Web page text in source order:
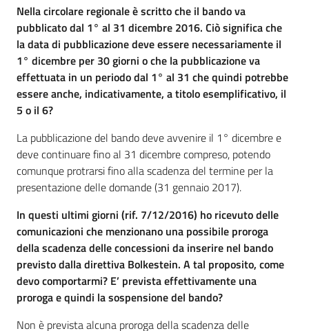
Piani
Programmi
Progetti
Newsletter
Seguici
su
Nella circolare regionale è scritto che il bando va
pubblicato dal 1° al 31 dicembre 2016. Ciò significa che
la data di pubblicazione deve essere necessariamente il
1° dicembre per 30 giorni o che la pubblicazione va
effettuata in un periodo dal 1° al 31 che quindi potrebbe
essere anche, indicativamente, a titolo esemplificativo, il
5 o il 6?
La pubblicazione del bando deve avvenire il 1° dicembre e
deve continuare fino al 31 dicembre compreso, potendo
comunque protrarsi fino alla scadenza del termine per la
presentazione delle domande (31 gennaio 2017).
In questi ultimi giorni (rif. 7/12/2016) ho ricevuto delle
comunicazioni che menzionano una possibile proroga
della scadenza delle concessioni da inserire nel bando
previsto dalla direttiva Bolkestein. A tal proposito, come
devo comportarmi? E’ prevista effettivamente una
proroga e quindi la sospensione del bando?
Non è prevista alcuna proroga della scadenza delle